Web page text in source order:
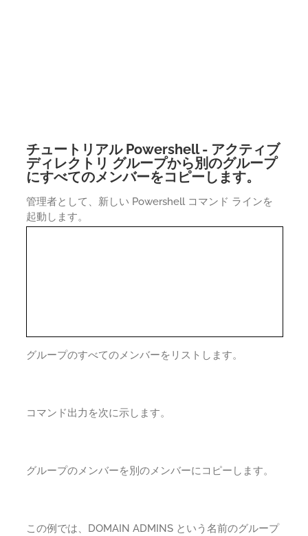
チュートリアル Powershell - アクティブ
ディレクトリ グループから別のグループ
にすべてのメンバーをコピーします。
管理者として、新しい Powershell コマンド ラインを
起動します。
グループのすべてのメンバーをリストします。
コマンド出力を次に示します。
グループのメンバーを別のメンバーにコピーします。
この例では、DOMAIN ADMINS という名前のグループ